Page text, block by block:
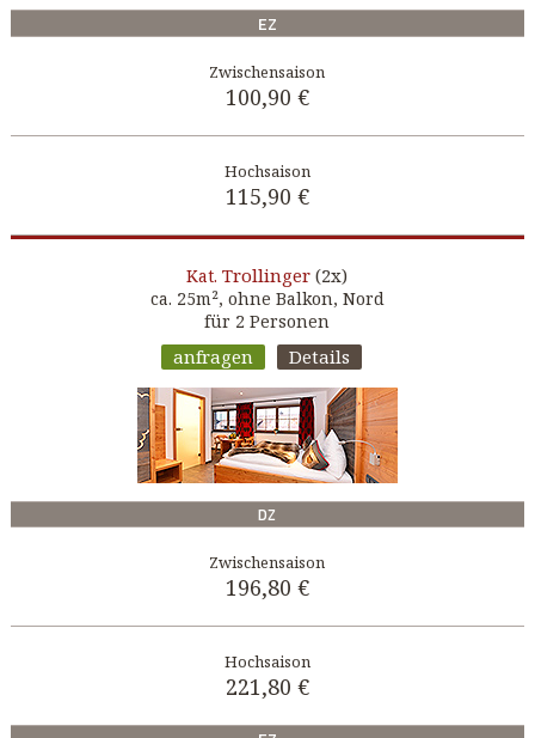
EZ
100,90 €
115,90 €
Kat.Trollinger (2x)
ca. 25m², ohne Balkon, Nord
für 2 Personen
anfragen Details
DZ
196,80 €
221,80 €